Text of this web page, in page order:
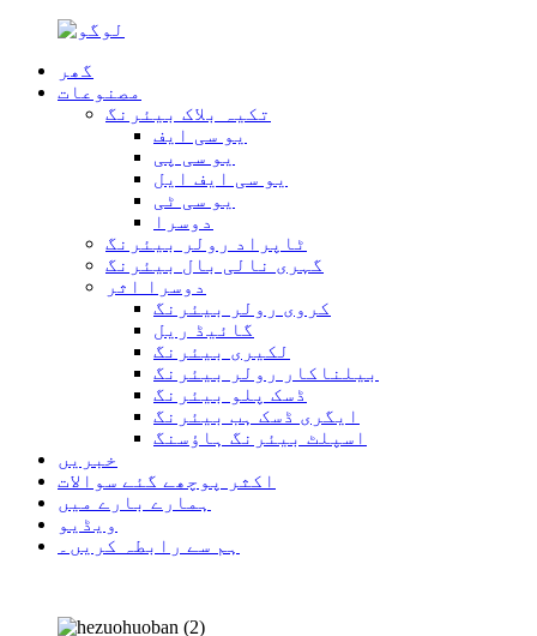
گھر
مصنوعات
تکیہ بلاک بیئرنگ
یو سی ایف
یو سی پی
یو سی ایف ایل
یو سی ٹی
دوسرا
ٹاپراد رولر بیئرنگ
گہری نالی بال بیئرنگ
دوسرا اثر
کروی رولر بیئرنگ
گائیڈ ریل
لکیری بیئرنگ
بیلناکار رولر بیئرنگ
ڈسک پلو بیئرنگ
ایگری ڈسک ہب بیئرنگ
اسپلٹ بیئرنگ ہاؤسنگ
خبریں
اکثر پوچھے گئے سوالات
ہمارے بارے میں
ویڈیو
ہم سے رابطہ کریں۔